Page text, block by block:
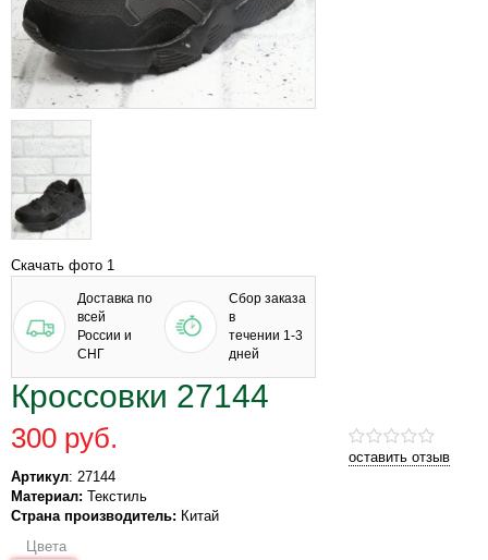
Скачать фото 1
Доставка по
всей
России и
СНГ
Сбор заказа
в
течении 1-3
дней
Кроссовки 27144
оставить отзыв
300 руб.
Артикул: 27144
Материал: Текстиль
Страна производитель: Китай
Цвета